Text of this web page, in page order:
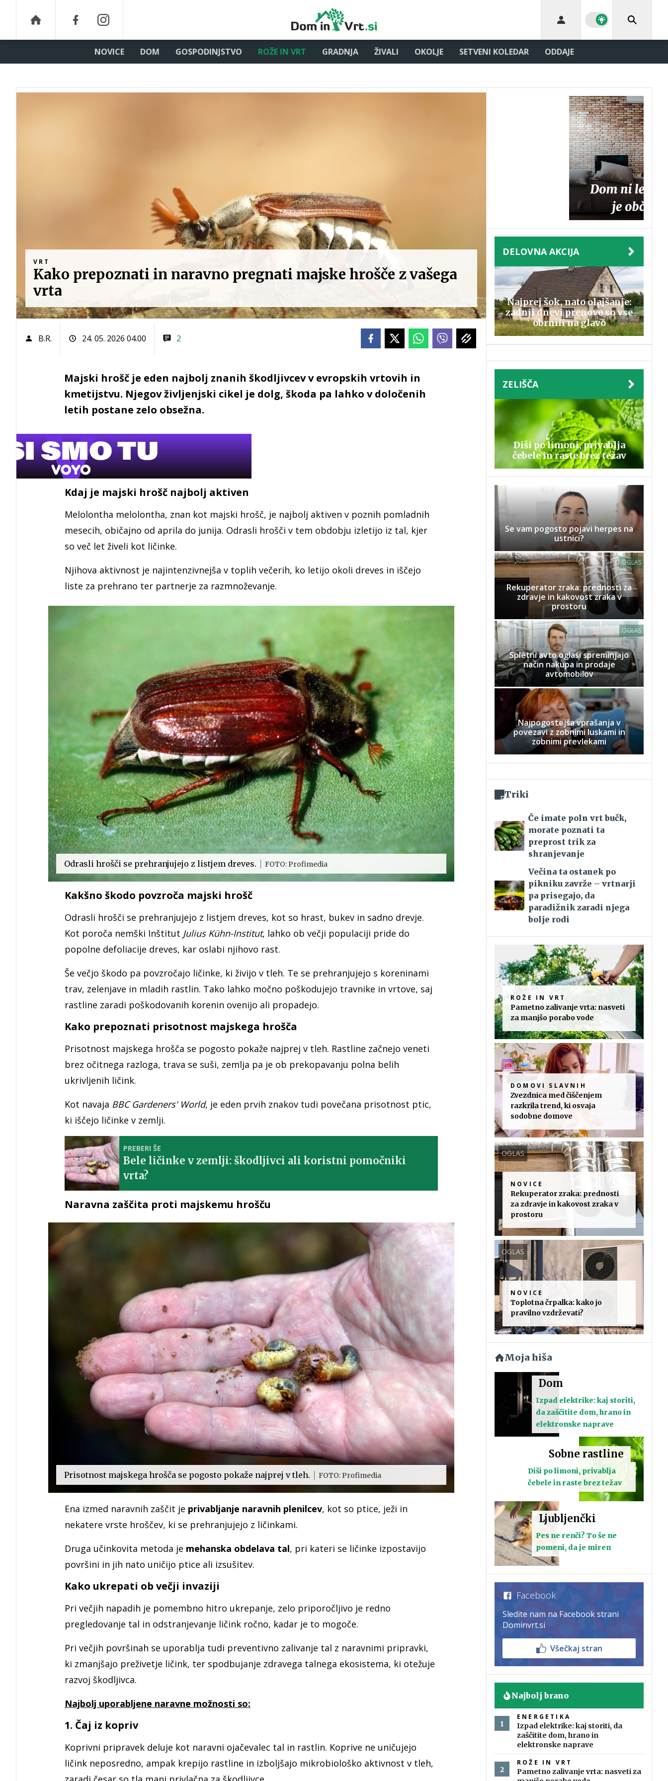
NOVICE DOM GOSPODINJSTVO ROŽE IN VRT GRADNJA ŽIVALI OKOLJE SETVENI KOLEDAR ODDAJE
VRT
Kako prepoznati in naravno pregnati majske hrošče z vašega
vrta
B.R. 24. 05. 2026 04.00 2
Majski hrošč je eden najbolj znanih škodljivcev v evropskih vrtovih in
kmetijstvu. Njegov življenjski cikel je dolg, škoda pa lahko v določenih
letih postane zelo obsežna.
Kdaj je majski hrošč najbolj aktiven
Melolontha melolontha, znan kot majski hrošč, je najbolj aktiven v poznih pomladnih
mesecih, običajno od aprila do junija. Odrasli hrošči v tem obdobju izletijo iz tal, kjer
so več let živeli kot ličinke.
Njihova aktivnost je najintenzivnejša v toplih večerih, ko letijo okoli dreves in iščejo
liste za prehrano ter partnerje za razmnoževanje.
Odrasli hrošči se prehranjujejo z listjem dreves. FOTO: Profimedia
Kakšno škodo povzroča majski hrošč
Odrasli hrošči se prehranjujejo z listjem dreves, kot so hrast, bukev in sadno drevje.
Kot poroča nemški Inštitut Julius Kühn-Institut, lahko ob večji populaciji pride do
popolne defoliacije dreves, kar oslabi njihovo rast.
Še večjo škodo pa povzročajo ličinke, ki živijo v tleh. Te se prehranjujejo s koreninami
trav, zelenjave in mladih rastlin. Tako lahko močno poškodujejo travnike in vrtove, saj
rastline zaradi poškodovanih korenin ovenijo ali propadejo.
Kako prepoznati prisotnost majskega hrošča
Prisotnost majskega hrošča se pogosto pokaže najprej v tleh. Rastline začnejo veneti
brez očitnega razloga, trava se suši, zemlja pa je ob prekopavanju polna belih
ukrivljenih ličink.
Kot navaja BBC Gardeners' World, je eden prvih znakov tudi povečana prisotnost ptic,
ki iščejo ličinke v zemlji.
PREBERI ŠE
Bele ličinke v zemlji: škodljivci ali koristni pomočniki
vrta?
Naravna zaščita proti majskemu hrošču
Prisotnost majskega hrošča se pogosto pokaže najprej v tleh. FOTO: Profimedia
Ena izmed naravnih zaščit je privabljanje naravnih plenilcev, kot so ptice, ježi in
nekatere vrste hroščev, ki se prehranjujejo z ličinkami.
Druga učinkovita metoda je mehanska obdelava tal, pri kateri se ličinke izpostavijo
površini in jih nato uničijo ptice ali izsušitev.
Kako ukrepati ob večji invaziji
Pri večjih napadih je pomembno hitro ukrepanje, zelo priporočljivo je redno
pregledovanje tal in odstranjevanje ličink ročno, kadar je to mogoče.
Pri večjih površinah se uporablja tudi preventivno zalivanje tal z naravnimi pripravki,
ki zmanjšajo preživetje ličink, ter spodbujanje zdravega talnega ekosistema, ki otežuje
razvoj škodljivca.
Najbolj uporabljene naravne možnosti so:
1. Čaj iz kopriv
Koprivni pripravek deluje kot naravni ojačevalec tal in rastlin. Koprive ne uničujejo
ličink neposredno, ampak krepijo rastline in izboljšajo mikrobiološko aktivnost v tleh,
DELOVNA AKCIJA
Najprej šok, nato olajšanje:
zadnji dnevi prenove so vse
obrnili na glavo
ZELIŠČA
Diši po limoni, privablja
čebele in raste brez težav
Se vam pogosto pojavi herpes na
ustnici?
OGLAS
Rekuperator zraka: prednosti za
zdravje in kakovost zraka v
prostoru
OGLAS
Spletni avto oglasi spreminjajo
način nakupa in prodaje
avtomobilov
Najpogostejša vprašanja v
povezavi z zobnimi luskami in
zobnimi prevlekami
Triki
Če imate poln vrt bučk,
morate poznati ta
preprost trik za
shranjevanje
Večina ta ostanek po
pikniku zavrže – vrtnarji
pa prisegajo, da
paradižnik zaradi njega
bolje rodi
ROŽE IN VRT
Pametno zalivanje vrta: nasveti
za manjšo porabo vode
DOMOVI SLAVNIH
Zvezdnica med čiščenjem
razkrila trend, ki osvaja
sodobne domove
OGLAS
NOVICE
Rekuperator zraka: prednosti
za zdravje in kakovost zraka v
prostoru
OGLAS
NOVICE
Toplotna črpalka: kako jo
pravilno vzdrževati?
Moja hiša
Dom
Izpad elektrike: kaj storiti,
da zaščitite dom, hrano in
elektronske naprave
Sobne rastline
Diši po limoni, privablja
čebele in raste brez težav
Ljubljenčki
Pes ne renči? To še ne
pomeni, da je miren
Facebook
Sledite nam na Facebook strani
Dominvrt.si
Všečkaj stran
Najbolj brano
ENERGETIKA
Izpad elektrike: kaj storiti, da
zaščitite dom, hrano in
elektronske naprave
ROŽE IN VRT
Pametno zalivanje vrta: nasveti za